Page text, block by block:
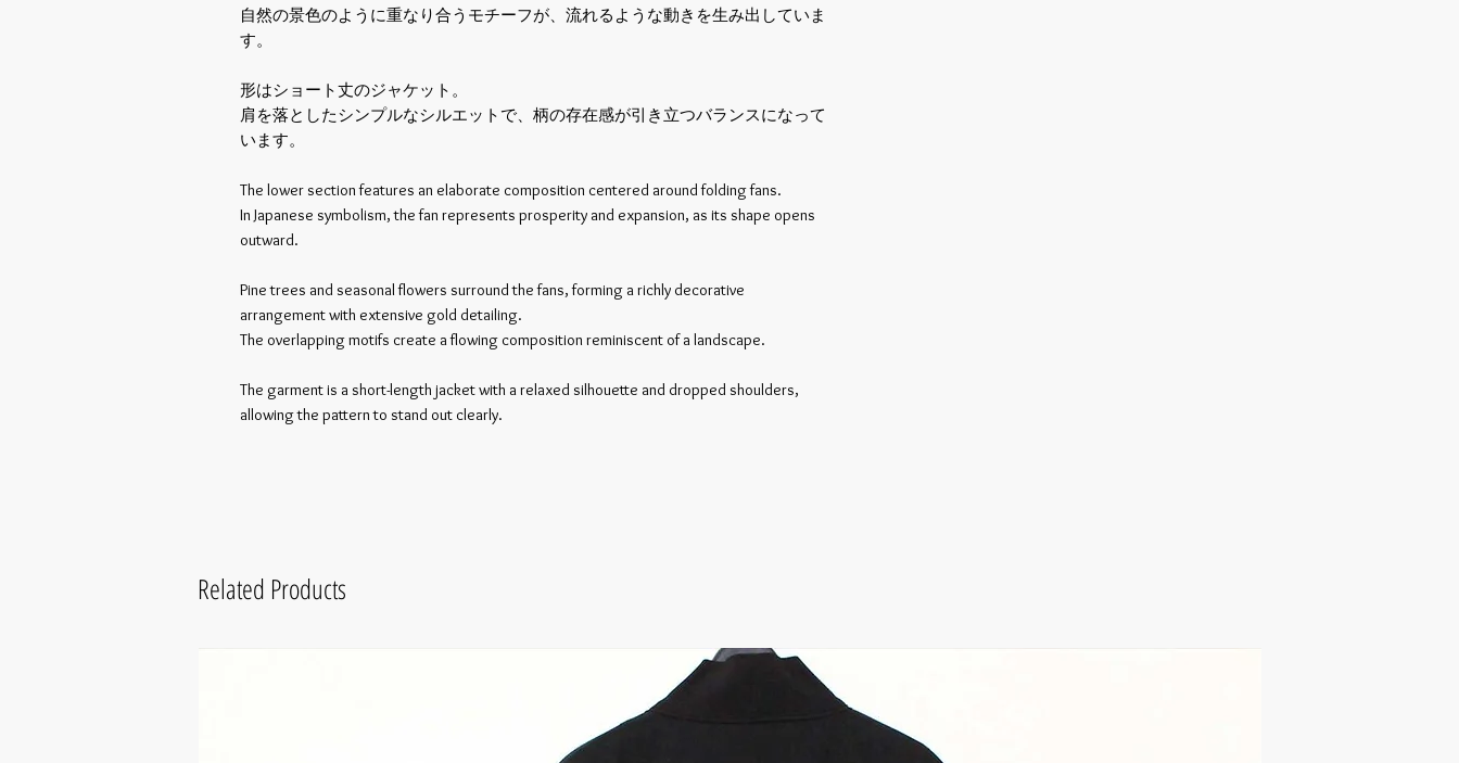
自然の景色のように重なり合うモチーフが、流れるような動きを生み出していま
す。
形はショート丈のジャケット。
肩を落としたシンプルなシルエットで、柄の存在感が引き立つバランスになって
います。
The lower section features an elaborate composition centered around folding fans.
In Japanese symbolism, the fan represents prosperity and expansion, as its shape opens
outward.
Pine trees and seasonal flowers surround the fans, forming a richly decorative
arrangement with extensive gold detailing.
The overlapping motifs create a flowing composition reminiscent of a landscape.
The garment is a short-length jacket with a relaxed silhouette and dropped shoulders,
allowing the pattern to stand out clearly.
Related Products